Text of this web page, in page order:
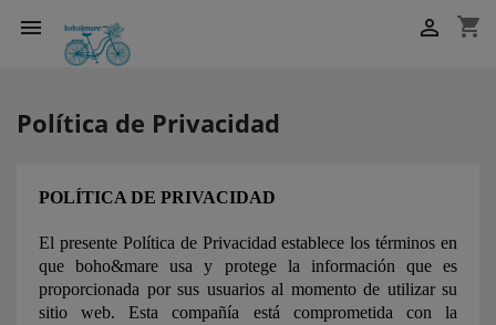
 shopping_cart

Política de Privacidad
POLÍTICA DE PRIVACIDAD
El presente Política de Privacidad establece los términos en
que boho&mare usa y protege la información que es
proporcionada por sus usuarios al momento de utilizar su
sitio web. Esta compañía está comprometida con la